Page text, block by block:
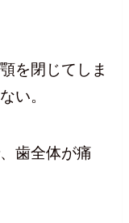
を閉じてしま
い。
歯全体が痛